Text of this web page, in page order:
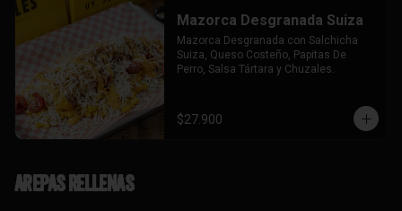
Mazorca Desgranada Suiza
Mazorca Desgranada con Salchicha
Suiza, Queso Costeño, Papitas De
Perro, Salsa Tártara y Chuzales.
$27.900
Arepas Rellenas